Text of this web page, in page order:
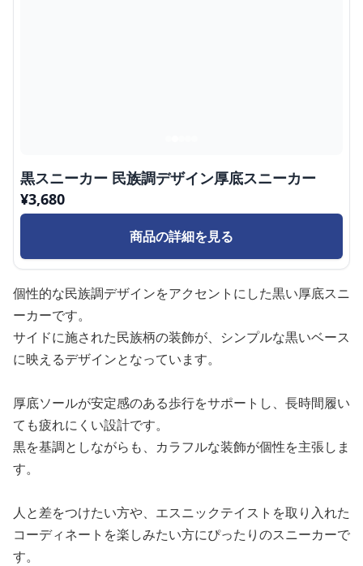
黒スニーカー 民族調デザイン厚底スニーカー
¥3,680
商品の詳細を見る
個性的な民族調デザインをアクセントにした黒い厚底スニ
ーカーです。
サイドに施された民族柄の装飾が、シンプルな黒いベース
に映えるデザインとなっています。
厚底ソールが安定感のある歩行をサポートし、長時間履い
ても疲れにくい設計です。
黒を基調としながらも、カラフルな装飾が個性を主張しま
す。
人と差をつけたい方や、エスニックテイストを取り入れた
コーディネートを楽しみたい方にぴったりのスニーカーで
す。